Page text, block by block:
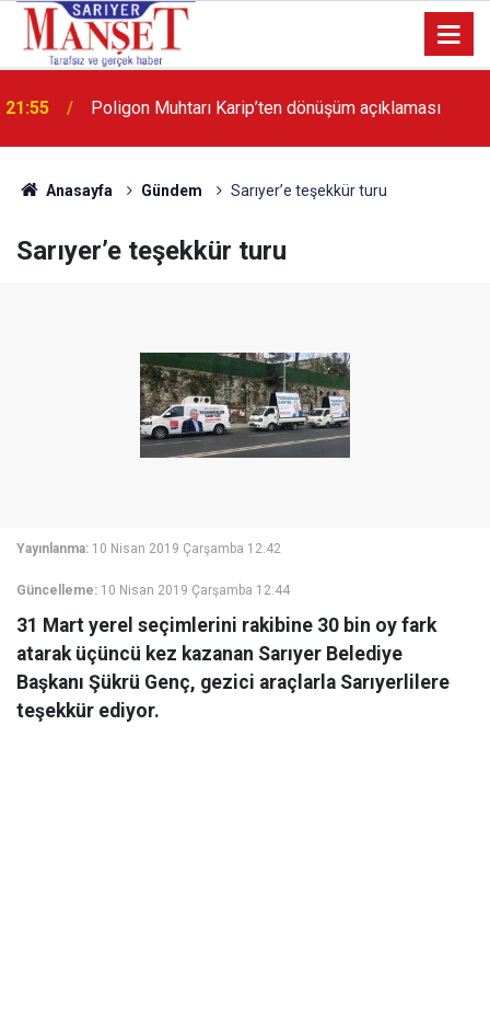
21:55 Poligon Muhtarı Karip’ten dönüşüm açıklaması
13:36 'Poligon'da İstanbul'a örnek proje gerçekleştirilecek'
Anasayfa Gündem Sarıyer’e teşekkür turu
Sarıyer’e teşekkür turu
Yayınlanma: 10 Nisan 2019 Çarşamba 12:42
Güncelleme: 10 Nisan 2019 Çarşamba 12:44
31 Mart yerel seçimlerini rakibine 30 bin oy fark
atarak üçüncü kez kazanan Sarıyer Belediye
Başkanı Şükrü Genç, gezici araçlarla Sarıyerlilere
teşekkür ediyor.